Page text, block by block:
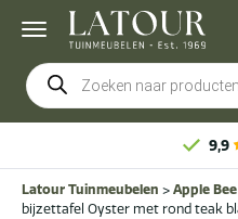
Producten
zoeken
9,9
Latour Tuinmeubelen > Apple
bijzettafel Oyster met rond teak